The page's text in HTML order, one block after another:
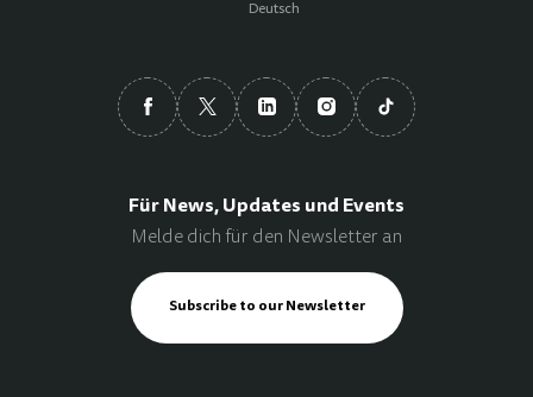
Deutsch
Für News, Updates und Events
Melde dich für den Newsletter an
Subscribe to our Newsletter